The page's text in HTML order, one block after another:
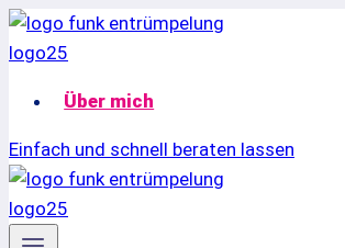
Zum
Inhalt
Über mich
Einfach und schnell beraten lassen